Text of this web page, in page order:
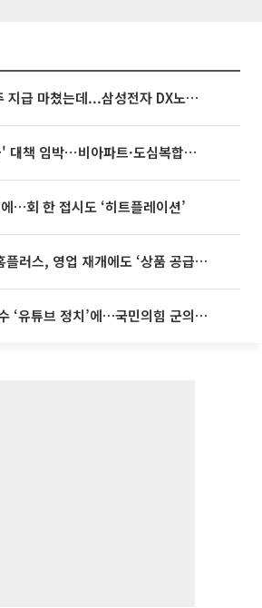
3445억 자사주 지급 마쳤는데...삼성전자 DX노조, 뒤늦은 '떼쓰기 집회'
영끌 '주택공급' 대책 임박⋯비아파트·도심복합까지 총동원
…회 한 접시도 ‘히트플레이션’
‘회생 D-3주’ 홈플러스, 영업 재개에도 ‘상품 공급망’ 복구가 생존 관건
우성빈 기장군수 ‘유튜브 정치’에…국민의힘 군의원들 집단 반발